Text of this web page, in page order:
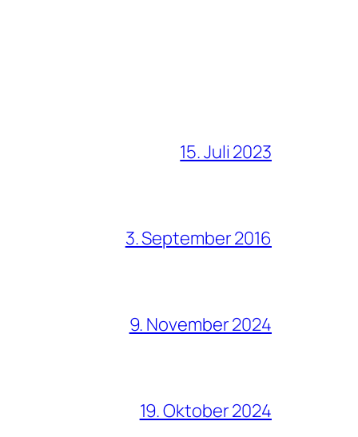
15. Juli 2023
3. September 2016
9. November 2024
19. Oktober 2024